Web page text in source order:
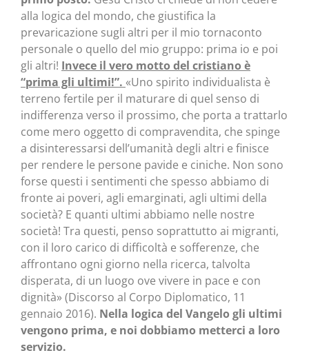
alla logica del mondo, che giustifica la
prevaricazione sugli altri per il mio tornaconto
personale o quello del mio gruppo: prima io e poi
gli altri! Invece il vero motto del cristiano è
“prima gli ultimi!”. «Uno spirito individualista è
terreno fertile per il maturare di quel senso di
indifferenza verso il prossimo, che porta a trattarlo
come mero oggetto di compravendita, che spinge
a disinteressarsi dell’umanità degli altri e finisce
per rendere le persone pavide e ciniche. Non sono
forse questi i sentimenti che spesso abbiamo di
fronte ai poveri, agli emarginati, agli ultimi della
società? E quanti ultimi abbiamo nelle nostre
società! Tra questi, penso soprattutto ai migranti,
con il loro carico di difficoltà e sofferenze, che
affrontano ogni giorno nella ricerca, talvolta
disperata, di un luogo ove vivere in pace e con
dignità» (Discorso al Corpo Diplomatico, 11
gennaio 2016). Nella logica del Vangelo gli ultimi
vengono prima, e noi dobbiamo metterci a loro
servizio.